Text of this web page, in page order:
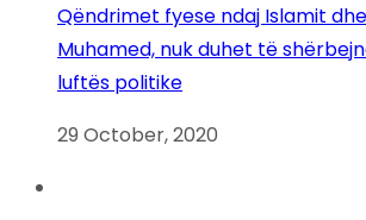
Qëndrimet fyese ndaj Islamit
Muhamed, nuk duhet të
luftës politike
29 October, 2020